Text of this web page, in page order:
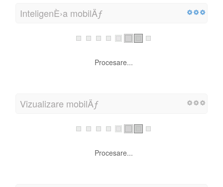
InteligenÈ›a mobilÄƒ
Procesare...
Vizualizare mobilÄƒ
Procesare...